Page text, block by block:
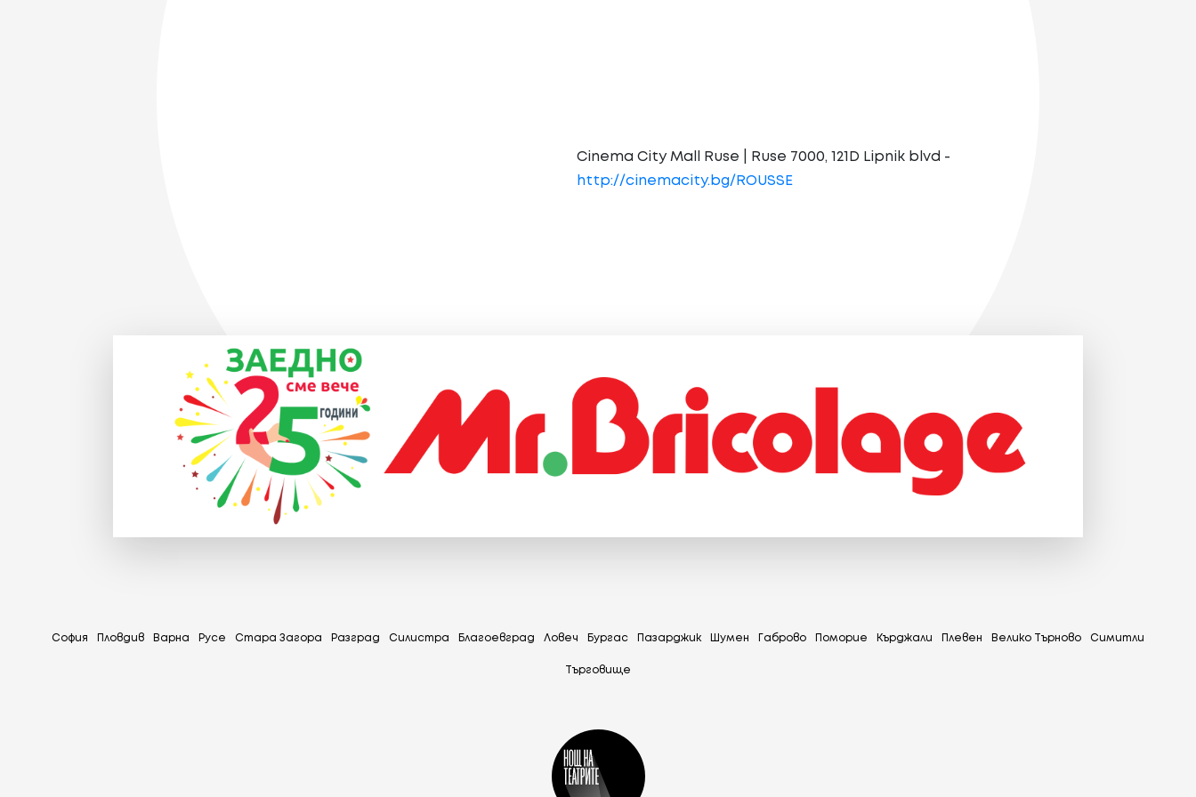
Cinema City Mall Ruse | Ruse 7000, 121D Lipnik blvd -
http://cinemacity.bg/ROUSSE
София Пловдив Варна Русе Стара Загора Разград Силистра Благоевград Ловеч Бургас Пазарджик Шумен Габрово Поморие Кърджали Плевен Велико Търново Симитли
Tърговище